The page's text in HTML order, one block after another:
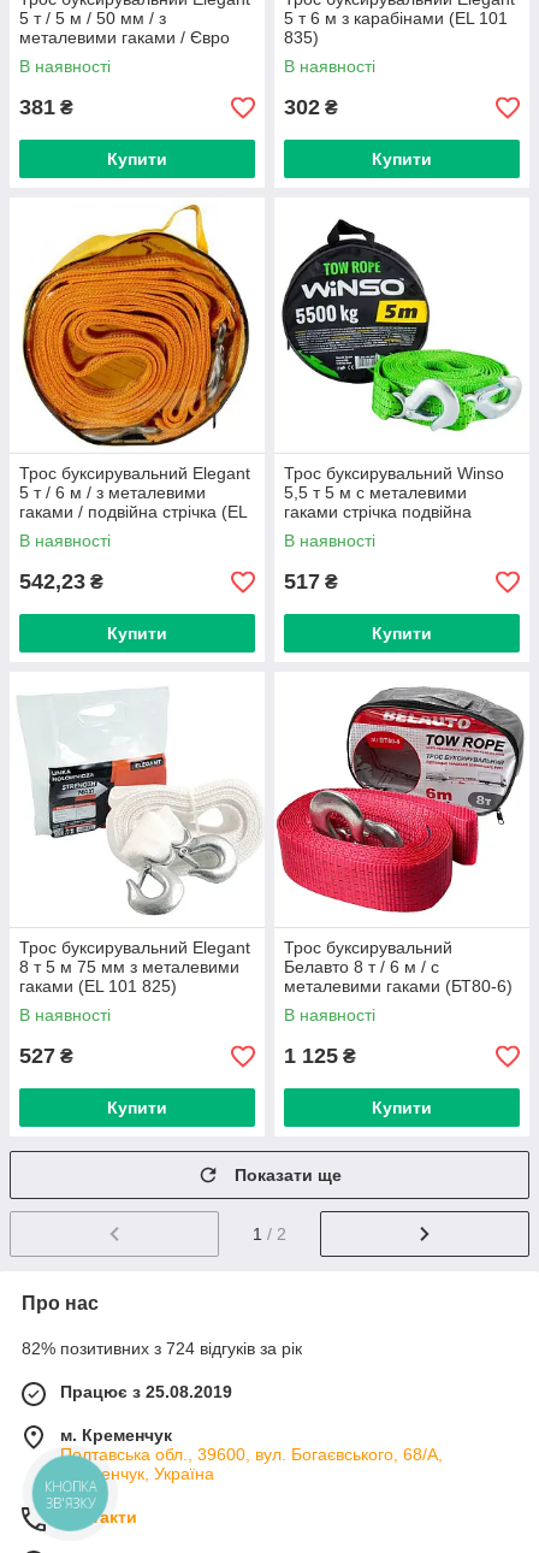
5 т / 5 м / 50 мм / з
металевими гаками / Євро
Стандар (101 820)
В наявності
381 ₴
Купити
5 т 6 м з карабінами (EL 101
835)
В наявності
302 ₴
Купити
Трос буксирувальний Elegant
5 т / 6 м / з металевими
гаками / подвійна стрічка (EL
101 821)
В наявності
542,23 ₴
Купити
Трос буксирувальний Winso
5,5 т 5 м с металевими
гаками стрічка подвійна
(135550)
В наявності
517 ₴
Купити
Трос буксирувальний Elegant
8 т 5 м 75 мм з металевими
гаками (EL 101 825)
В наявності
527 ₴
Купити
Трос буксирувальний
Белавто 8 т / 6 м / с
металевими гаками (БТ80-6)
В наявності
1 125 ₴
Купити
Показати ще
1 / 2
Про нас
82% позитивних з 724 відгуків за рік
Працює з 25.08.2019
м. Кременчук
Полтавська обл., 39600, вул. Богаєвського, 68/А,
Кременчук, Україна
Контакти
КНОПКА
ЗВ'ЯЗКУ